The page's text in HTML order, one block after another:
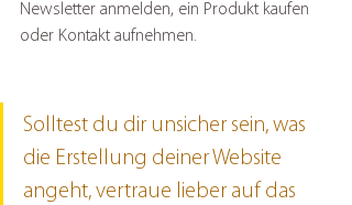
Newsletter anmelden, ein Produkt kaufen
oder Kontakt aufnehmen.
Solltest du dir unsicher sein, was
die Erstellung deiner Website
angeht, vertraue lieber auf das